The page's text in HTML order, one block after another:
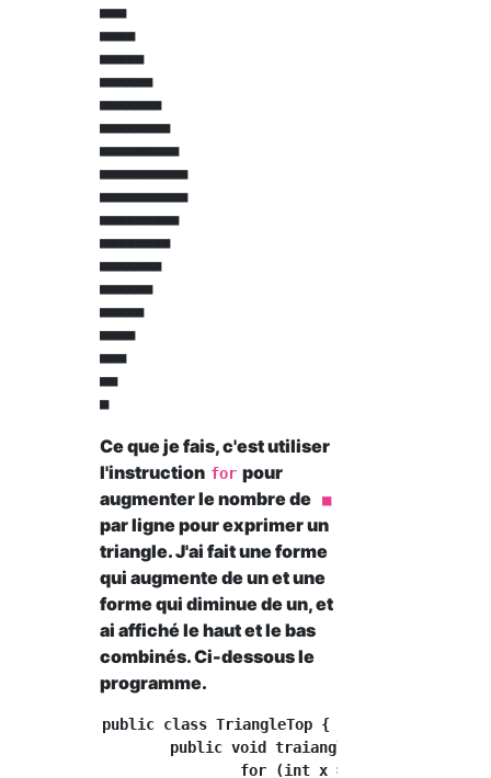
■■■
■■■■
■■■■■
■■■■■■
■■■■■■■
■■■■■■■■
■■■■■■■■■
■■■■■■■■■■
■■■■■■■■■■
■■■■■■■■■
■■■■■■■■
■■■■■■■
■■■■■■
■■■■■
■■■■
■■■
■■
■
Ce que je fais, c'est utiliser
l'instruction for pour
augmenter le nombre de
■
par ligne pour exprimer un
triangle. J'ai fait une forme
qui augmente de un et une
forme qui diminue de un, et
ai affiché le haut et le bas
combinés. Ci-dessous le
programme.
public class TriangleTop {